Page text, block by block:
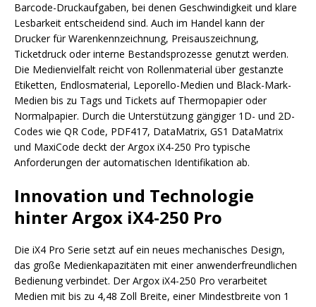
Barcode-Druckaufgaben, bei denen Geschwindigkeit und klare
Lesbarkeit entscheidend sind. Auch im Handel kann der
Drucker für Warenkennzeichnung, Preisauszeichnung,
Ticketdruck oder interne Bestandsprozesse genutzt werden.
Die Medienvielfalt reicht von Rollenmaterial über gestanzte
Etiketten, Endlosmaterial, Leporello-Medien und Black-Mark-
Medien bis zu Tags und Tickets auf Thermopapier oder
Normalpapier. Durch die Unterstützung gängiger 1D- und 2D-
Codes wie QR Code, PDF417, DataMatrix, GS1 DataMatrix
und MaxiCode deckt der Argox iX4-250 Pro typische
Anforderungen der automatischen Identifikation ab.
Innovation und Technologie
hinter Argox iX4-250 Pro
Die iX4 Pro Serie setzt auf ein neues mechanisches Design,
das große Medienkapazitäten mit einer anwenderfreundlichen
Bedienung verbindet. Der Argox iX4-250 Pro verarbeitet
Medien mit bis zu 4,48 Zoll Breite, einer Mindestbreite von 1